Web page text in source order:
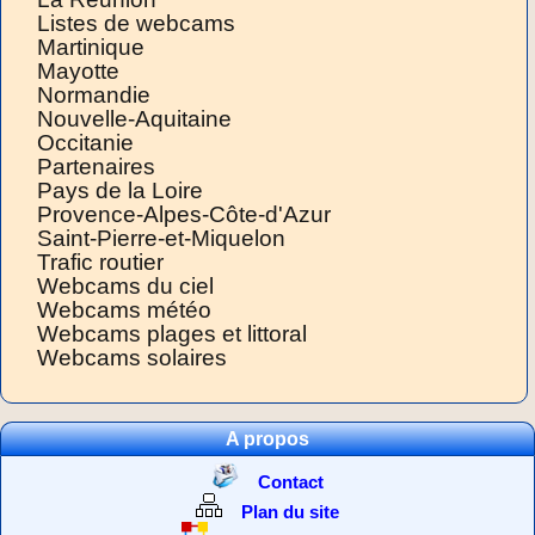
Listes de webcams
Martinique
Mayotte
Normandie
Nouvelle-Aquitaine
Occitanie
Partenaires
Pays de la Loire
Provence-Alpes-Côte-d'Azur
Saint-Pierre-et-Miquelon
Trafic routier
Webcams du ciel
Webcams météo
Webcams plages et littoral
Webcams solaires
A propos
Contact
Plan du site